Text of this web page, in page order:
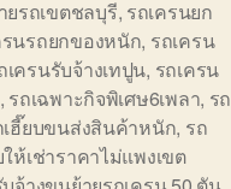
ยรถเขตชลบุรี, รถเครนยก
รนรถยกของหนัก, รถเครน
เครนรับจ้างเทปูน, รถเครน
, รถเฉพาะกิจพิเศษ6เพลา, รถ
เฮี๊ยบขนส่งสินค้าหนัก, รถ
ให้เช่าราคาไม่แพงเขต